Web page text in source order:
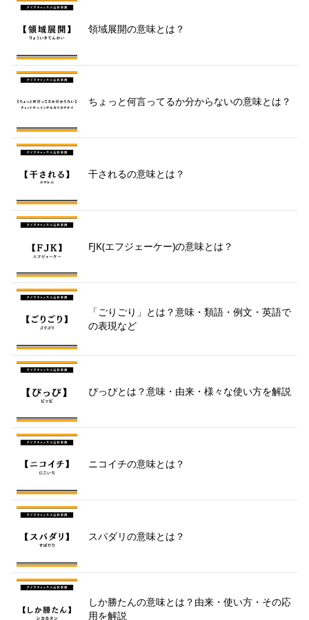
領域展開の意味とは？
ちょっと何言ってるか分からないの意味とは？
干されるの意味とは？
FJK(エフジェーケー)の意味とは？
「ごりごり」とは？意味・類語・例文・英語で
の表現など
ぴっぴとは？意味・由来・様々な使い方を解説
ニコイチの意味とは？
スパダリの意味とは？
しか勝たんの意味とは？由来・使い方・その応
用を解説